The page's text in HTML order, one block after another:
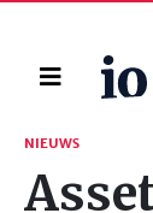
Home
Zoeken
NIEUWS